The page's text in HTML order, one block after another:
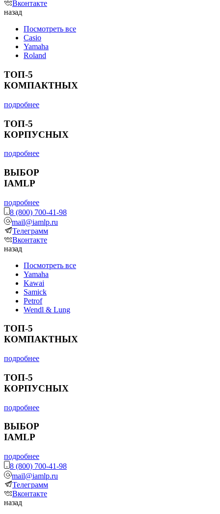
Вконтакте
назад
Посмотреть все
Casio
Yamaha
Roland
ТОП-5
КОМПАКТНЫХ
подробнее
ТОП-5
КОРПУСНЫХ
подробнее
ВЫБОР
IAMLP
подробнее
8 (800) 700-41-98
mail@iamlp.ru
Телеграмм
Вконтакте
назад
Посмотреть все
Yamaha
Kawai
Samick
Petrof
Wendl & Lung
ТОП-5
КОМПАКТНЫХ
подробнее
ТОП-5
КОРПУСНЫХ
подробнее
ВЫБОР
IAMLP
подробнее
8 (800) 700-41-98
mail@iamlp.ru
Телеграмм
Вконтакте
назад